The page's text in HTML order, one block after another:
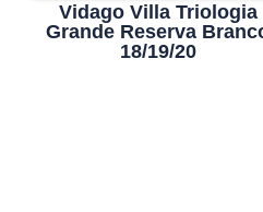
Vidago Villa Triologia
Grande Reserva
18/19/20